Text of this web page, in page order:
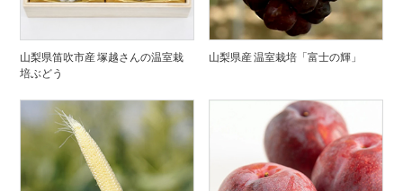
山梨県笛吹市産 塚越さんの温室栽
培ぶどう
山梨県産 温室栽培「富士の輝」